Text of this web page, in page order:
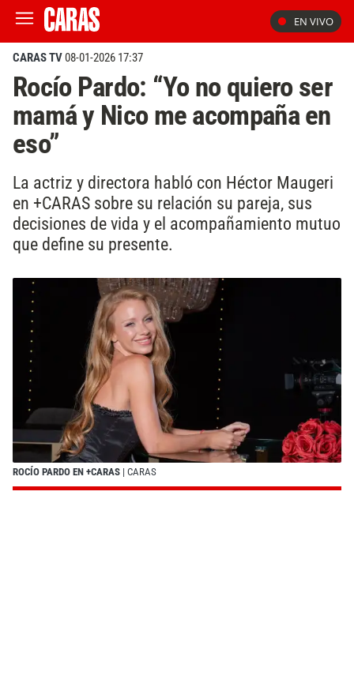
EN VIVO
CARAS TV08-01-2026 17:37
Rocío Pardo: “Yo no quiero ser
mamá y Nico me acompaña en
eso”
La actriz y directora habló con Héctor Maugeri
en +CARAS sobre su relación su pareja, sus
decisiones de vida y el acompañamiento mutuo
que define su presente.
ROCÍO PARDO EN +CARAS | CARAS